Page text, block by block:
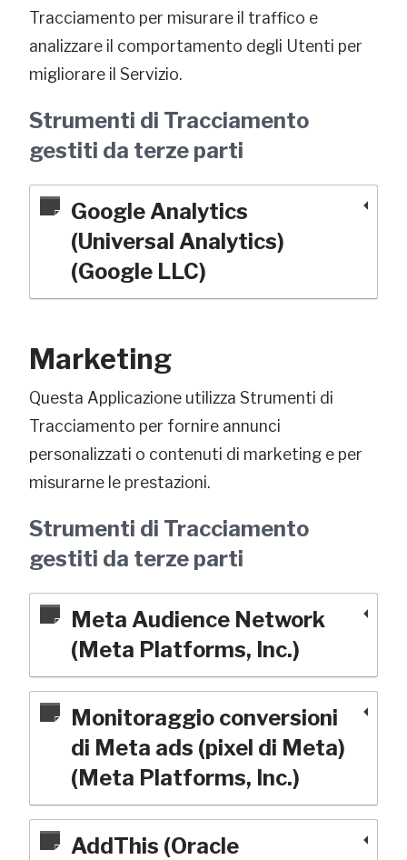
Tracciamento per misurare il traffico e
analizzare il comportamento degli Utenti per
migliorare il Servizio.
Strumenti di Tracciamento
gestiti da terze parti
Google Analytics
(Universal Analytics)
(Google LLC)
Marketing
Questa Applicazione utilizza Strumenti di
Tracciamento per fornire annunci
personalizzati o contenuti di marketing e per
misurarne le prestazioni.
Strumenti di Tracciamento
gestiti da terze parti
Meta Audience Network
(Meta Platforms, Inc.)
Monitoraggio conversioni
di Meta ads (pixel di Meta)
(Meta Platforms, Inc.)
AddThis (Oracle